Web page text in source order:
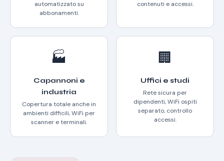
automatizzato su
abbonamenti.
contenuti e accessi.
🏭
Capannoni e
industria
Copertura totale anche in
ambienti difficili, WiFi per
scanner e terminali.
🏢
Uffici e studi
Rete sicura per
dipendenti, WiFi ospiti
separato, controllo
accessi.